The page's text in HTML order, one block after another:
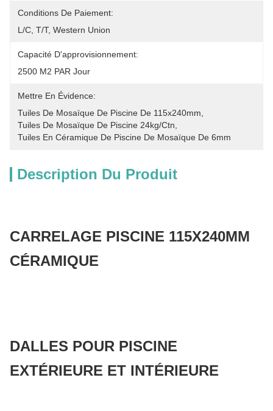
Conditions De Paiement:
L/C, T/T, Western Union
Capacité D'approvisionnement:
2500 M2 PAR Jour
Mettre En Évidence:
Tuiles De Mosaïque De Piscine De 115x240mm
Tuiles De Mosaïque De Piscine 24kg/ctn
Tuiles En Céramique De Piscine De Mosaïque De 6mm
Description Du Produit
CARRELAGE PISCINE 115X240MM
CÉRAMIQUE
DALLES POUR PISCINE
EXTÉRIEURE ET INTÉRIEURE